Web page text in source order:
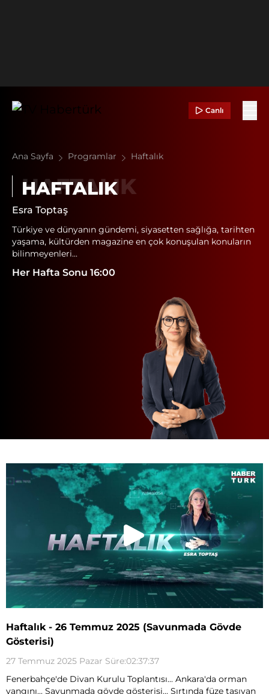
Canlı
Ana Sayfa Programlar Haftalık
HAFTALIK
Esra Toptaş
Türkiye ve dünyanın gündemi, siyasetten sağlığa, tarihten
yaşama, kültürden magazine en çok konuşulan konuların
bilinmeyenleri...
Her Hafta Sonu 16:00
Haftalık - 26 Temmuz 2025 (Savunmada Gövde
Gösterisi)
27 Temmuz 2025 Pazar Süre:02:37:37
Fenerbahçe'de Divan Kurulu Toplantısı... Ankara'da orman
yangını... Savunmada gövde gösterisi... Sırtında füze taşıyan